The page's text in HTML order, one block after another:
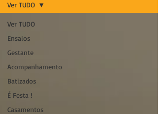
Ver TUDO
Ensaios
Gestante
Acompanhamento
Batizados
É Festa !
Casamentos
Ver TUDO